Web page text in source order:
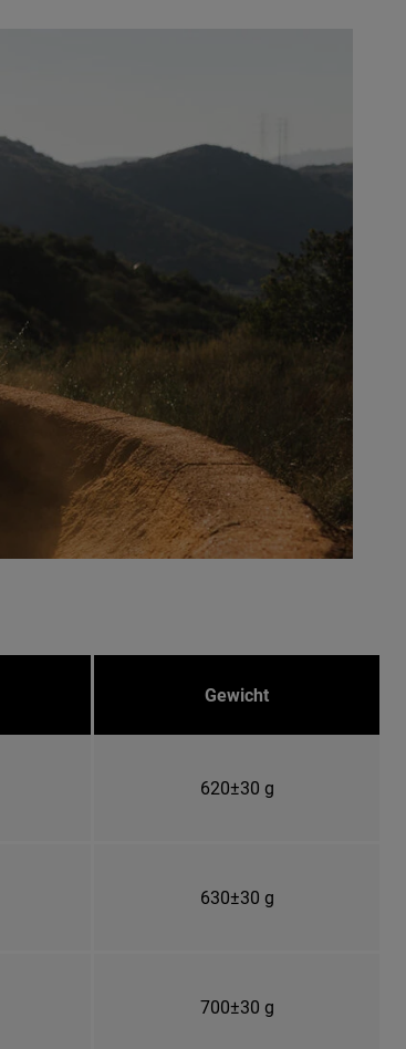
Gewicht
620±30 g
630±30 g
700±30 g